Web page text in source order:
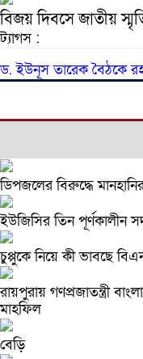
বিজয় দিবসে জাতীয়
ট্যাগস :
ড. ইউনূস তারেক বৈঠকে
ডিপজলের বিরুদ্ধে
ইউজিসির তিন পূর্ণকালীন
চুপ্পুকে নিয়ে কী ভাবছে
রায়পুরায় গণপ্রজাতন্ত্রী
মাহফিল
বেড়ি